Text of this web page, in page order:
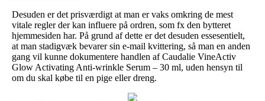
Desuden er det prisværdigt at man er vaks omkring de mest
vitale regler der kan influere på ordren, som fx den bytteret
hjemmesiden har. På grund af dette er det desuden essesentielt,
at man stadigvæk bevarer sin e-mail kvittering, så man en anden
gang vil kunne dokumentere handlen af Caudalie VineActiv
Glow Activating Anti-wrinkle Serum – 30 ml, uden hensyn til
om du skal købe til en pige eller dreng.